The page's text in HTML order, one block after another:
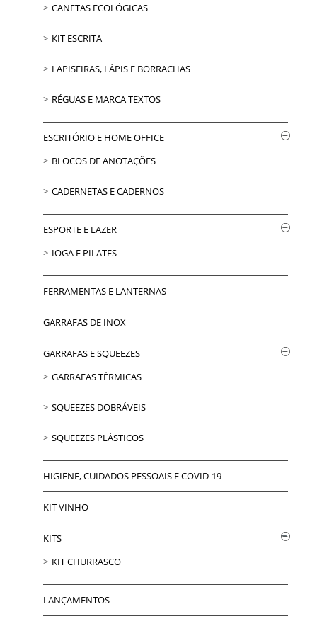
CANETAS ECOLÓGICAS
KIT ESCRITA
LAPISEIRAS, LÁPIS E BORRACHAS
RÉGUAS E MARCA TEXTOS
ESCRITÓRIO E HOME OFFICE
BLOCOS DE ANOTAÇÕES
CADERNETAS E CADERNOS
ESPORTE E LAZER
IOGA E PILATES
FERRAMENTAS E LANTERNAS
GARRAFAS DE INOX
GARRAFAS E SQUEEZES
GARRAFAS TÉRMICAS
SQUEEZES DOBRÁVEIS
SQUEEZES PLÁSTICOS
HIGIENE, CUIDADOS PESSOAIS E COVID-19
KIT VINHO
KITS
KIT CHURRASCO
LANÇAMENTOS